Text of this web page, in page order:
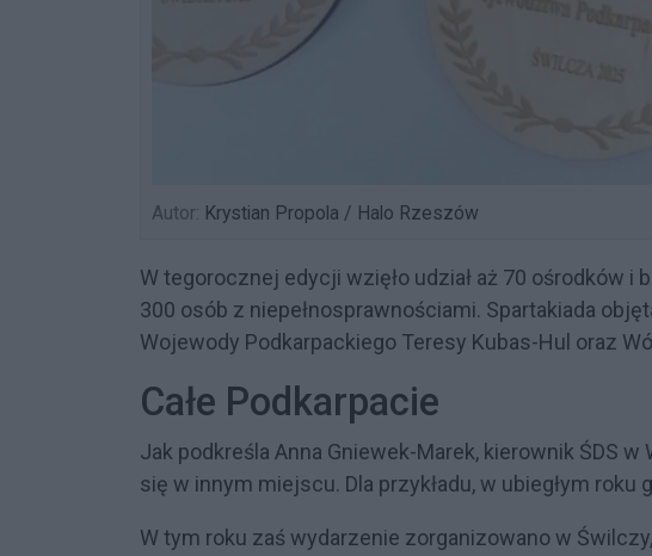
Autor: Krystian Propola / Halo Rzeszów
W tegorocznej edycji wzięło udział aż 70 ośrodków i
300 osób z niepełnosprawnościami. Spartakiada
Wojewody Podkarpackiego Teresy Kubas-Hul oraz
Całe Podkarpacie
Jak podkreśla Anna Gniewek-Marek, kierownik ŚDS
się w innym miejscu. Dla przykładu, w ubiegłym roku
W tym roku zaś wydarzenie zorganizowano w